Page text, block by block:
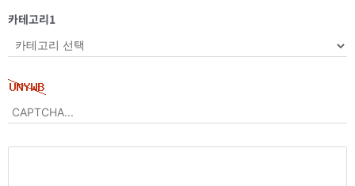
카테고리1